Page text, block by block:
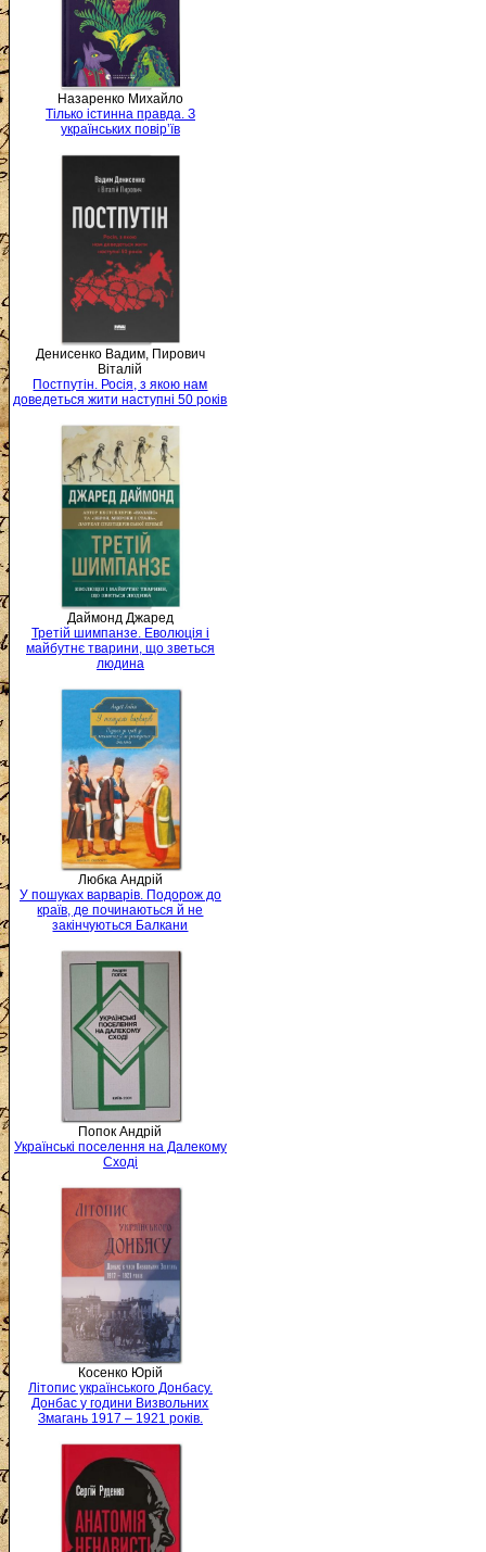
Назаренко Михайло
Тілько істинна правда. З
українських повір’їв
Денисенко Вадим, Пирович
Віталій
Постпутін. Росія, з якою нам
доведеться жити наступні 50 років
Даймонд Джаред
Третій шимпанзе. Еволюція і
майбутнє тварини, що зветься
людина
Любка Андрій
У пошуках варварів. Подорож до
країв, де починаються й не
закінчуються Балкани
Попок Андрій
Українські поселення на Далекому
Сході
Косенко Юрій
Літопис українського Донбасу.
Донбас у години Визвольних
Змагань 1917 – 1921 років.